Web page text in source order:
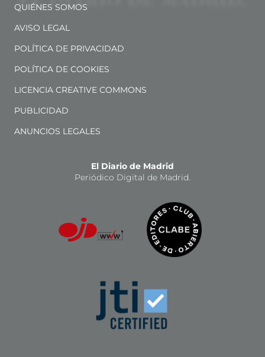
QUIÉNES SOMOS
AVISO LEGAL
POLÍTICA DE PRIVACIDAD
POLÍTICA DE COOKIES
LICENCIA CREATIVE COMMONS
PUBLICIDAD
ANUNCIOS LEGALES
El Diario de Madrid
Periódico Digital de Madrid.